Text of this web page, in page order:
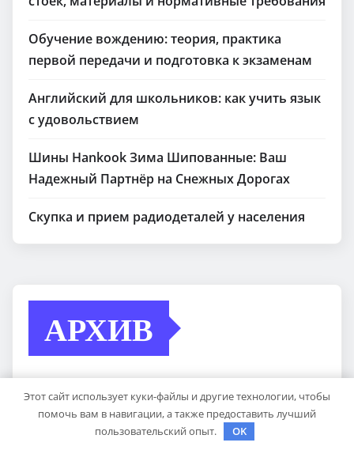
Обучение вождению: теория, практика
первой передачи и подготовка к экзаменам
Английский для школьников: как учить язык
с удовольствием
Шины Hankook Зима Шипованные: Ваш
Надежный Партнёр на Снежных Дорогах
Скупка и прием радиодеталей у населения
АРХИВ
Май 2026
Апрель 2026
Этот сайт использует куки-файлы и другие технологии, чтобы
помочь вам в навигации, а также предоставить лучший
пользовательский опыт.
OK